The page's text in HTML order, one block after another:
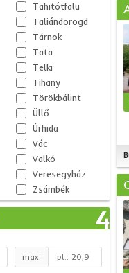
Tahitótfalu
Taliándörögd
Tárnok
Tata
Telki
Tihany
Törökbálint
Üllő
Úrhida
Vác
Valkó
Veresegyház
Zsámbék
4
max: